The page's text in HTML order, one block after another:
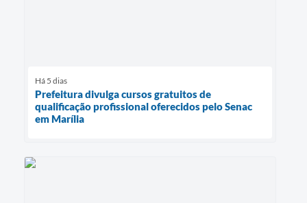
Há 5 dias
Prefeitura divulga cursos gratuitos de
qualificação profissional oferecidos pelo Senac
em Marília